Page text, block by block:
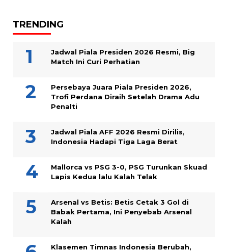
TRENDING
Jadwal Piala Presiden 2026 Resmi, Big
Match Ini Curi Perhatian
Persebaya Juara Piala Presiden 2026,
Trofi Perdana Diraih Setelah Drama Adu
Penalti
Jadwal Piala AFF 2026 Resmi Dirilis,
Indonesia Hadapi Tiga Laga Berat
Mallorca vs PSG 3-0, PSG Turunkan Skuad
Lapis Kedua lalu Kalah Telak
Arsenal vs Betis: Betis Cetak 3 Gol di
Babak Pertama, Ini Penyebab Arsenal
Kalah
Klasemen Timnas Indonesia Berubah,